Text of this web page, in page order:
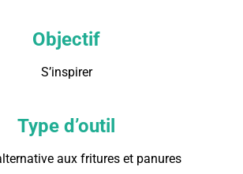
Objectif
S’inspirer
Type d’outil
aux fritures et panures